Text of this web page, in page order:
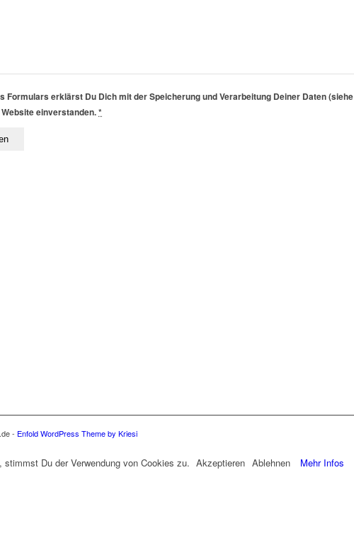
Formulars erklärst Du Dich mit der Speicherung und Verarbeitung Deiner Daten (siehe
einverstanden.*
- Enfold WordPress Theme by Kriesi
Du der Verwendung von Cookies zu. Akzeptieren Ablehnen Mehr Infos